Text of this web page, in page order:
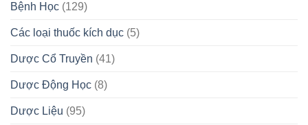
Bệnh Học (129)
Các loại thuốc kích dục (5)
Dược Cổ Truyền (41)
Dược Động Học (8)
Dược Liệu (95)